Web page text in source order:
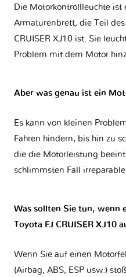
Die Motorkontrollleuchte ist
Armaturenbrett, die Teil
CRUISER XJ10 ist. Sie
Problem mit dem Motor
Aber was genau ist ein
Es kann von kleinen
Fahren hindern, bis hin zu
die die Motorleistung
schlimmsten Fall
Was sollten Sie tun, wenn
Toyota FJ CRUISER XJ10
Wenn Sie auf einen
(Airbag, ABS, ESP usw.)